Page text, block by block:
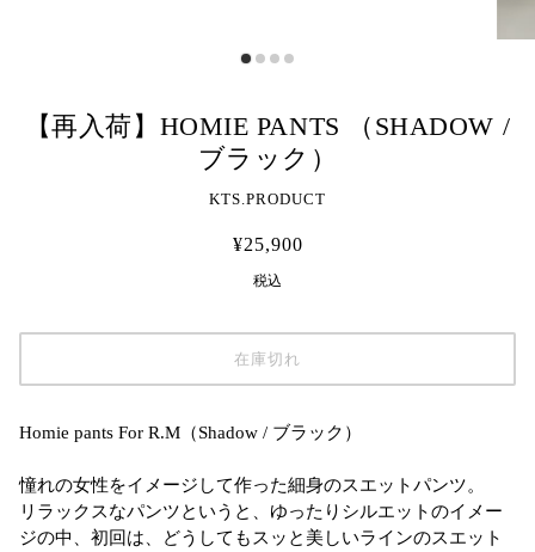
【再入荷】HOMIE PANTS （SHADOW /
ブラック）
KTS.PRODUCT
¥25,900
税込
在庫切れ
Homie pants For R.M（Shadow / ブラック）
憧れの女性をイメージして作った細身のスエットパンツ。
リラックスなパンツというと、ゆったりシルエットのイメー
ジの中、初回は、どうしてもスッと美しいラインのスエット